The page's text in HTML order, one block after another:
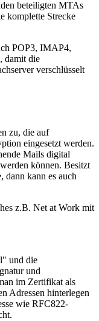
beteiligten MTAs
komplette Strecke
POP3, IMAP4,
damit die
verschlüsselt
zu, die auf
eingesetzt werden.
Mails digital
können. Besitzt
dann kann es auch
z.B. Net at Work mit
und die
und
im Zertifikat als
Adressen hinterlegen
wie RFC822-